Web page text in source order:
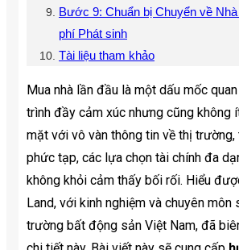
Bước 9: Chuẩn bị Chuyển về
phí Phát sinh
Tài liệu tham khảo
Mua nhà lần đầu là một dấu mốc
trình đầy cảm xúc nhưng cũng không
mặt với vô vàn thông tin về thị
phức tạp, các lựa chọn tài chính đa
không khỏi cảm thấy bối rối. Hiểu
Land, với kinh nghiệm và chuyên môn
trường bất động sản Việt Nam, đã